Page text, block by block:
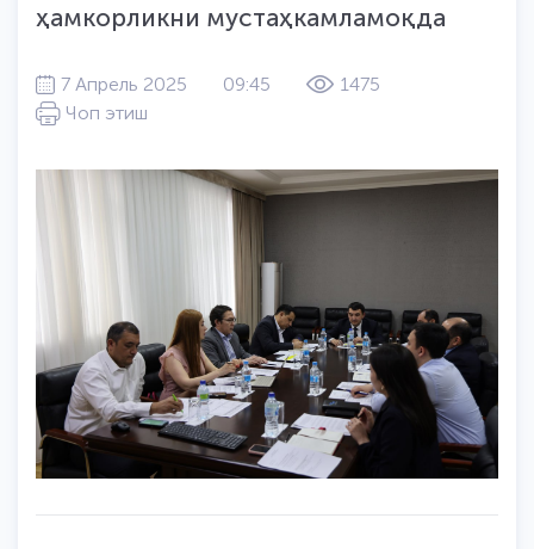
ҳамкорликни мустаҳкамламоқда
7 Апрель 2025 09:45
1475
Чоп этиш